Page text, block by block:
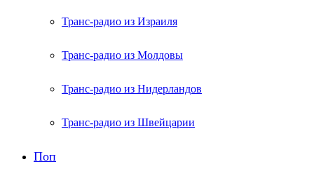
Транс-радио из Израиля
Транс-радио из Молдовы
Транс-радио из Нидерландов
Транс-радио из Швейцарии
Поп